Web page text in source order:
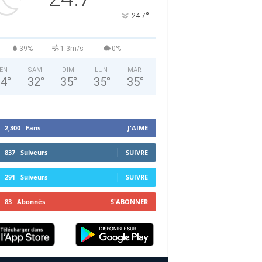
24.7°
39% 1.3m/s 0%
°
SAM
32°
DIM
35°
LUN
35°
MAR
35°
2,300 Fans J'AIME
837 Suiveurs SUIVRE
291 Suiveurs SUIVRE
83 Abonnés S'ABONNER